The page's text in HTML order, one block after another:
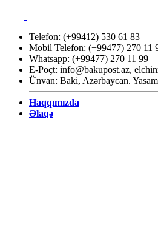
Telefon: (+99412) 530 61 83
Mobil Telefon: (+99477) 270 11
Whatsapp: (+99477) 270 11 99
E-Poçt: info@bakupost.az,
Ünvan: Baki, Azərbaycan.
Haqqımızda
Əlaqə